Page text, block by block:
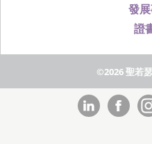
發
證
©2026 聖若